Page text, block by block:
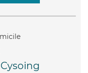
Cysoing